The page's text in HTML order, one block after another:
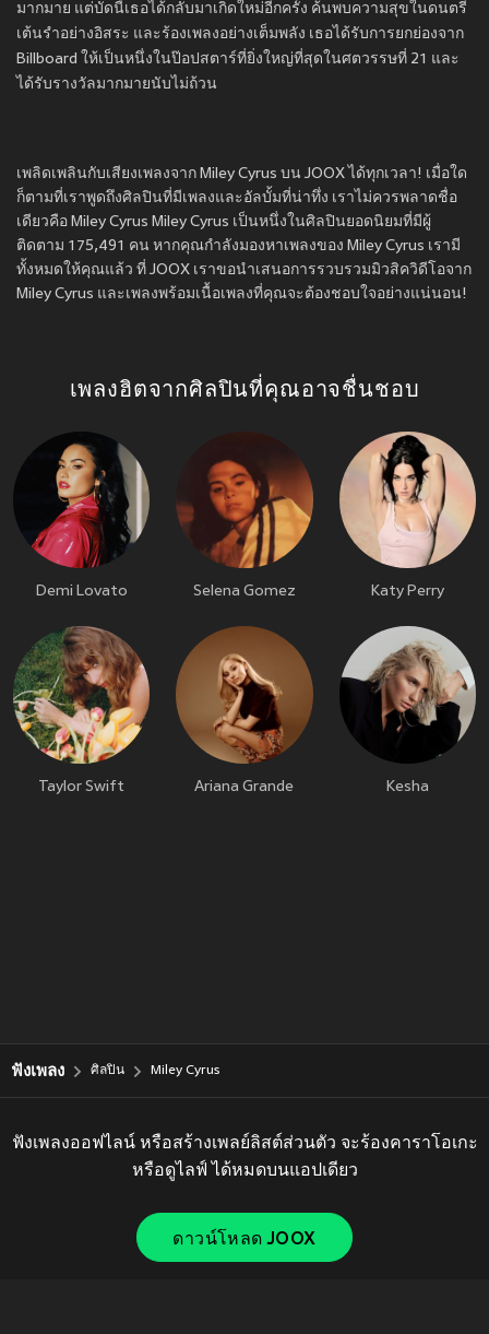
มากมาย แต่บัดนี้เธอได้กลับมาเกิดใหม่อีกครั้ง ค้นพบความสุขในดนตรี
เต้นรำอย่างอิสระ และร้องเพลงอย่างเต็มพลัง เธอได้รับการยกย่องจาก
Billboard ให้เป็นหนึ่งในป๊อปสตาร์ที่ยิ่งใหญ่ที่สุดในศตวรรษที่ 21 และ
ได้รับรางวัลมากมายนับไม่ถ้วน
เพลิดเพลินกับเสียงเพลงจาก Miley Cyrus บน JOOX ได้ทุกเวลา! เมื่อใด
ก็ตามที่เราพูดถึงศิลปินที่มีเพลงและอัลบั้มที่น่าทึ่ง เราไม่ควรพลาดชื่อ
เดียวคือ Miley Cyrus Miley Cyrus เป็นหนึ่งในศิลปินยอดนิยมที่มีผู้
ติดตาม 175,491 คน หากคุณกำลังมองหาเพลงของ Miley Cyrus เรามี
ทั้งหมดให้คุณแล้ว ที่ JOOX เราขอนำเสนอการรวบรวมมิวสิควิดีโอจาก
Miley Cyrus และเพลงพร้อมเนื้อเพลงที่คุณจะต้องชอบใจอย่างแน่นอน!
เพลงฮิตจากศิลปินที่คุณอาจชื่นชอบ
Demi Lovato Selena Gomez Katy Perry
Taylor Swift Ariana Grande Kesha
ฟังเพลง ศิลปิน Miley Cyrus
ฟังเพลงออฟไลน์ หรือสร้างเพลย์ลิสต์ส่วนตัว จะร้องคาราโอเกะ
หรือดูไลฟ์ ได้หมดบนแอปเดียว
ดาวน์โหลด JOOX